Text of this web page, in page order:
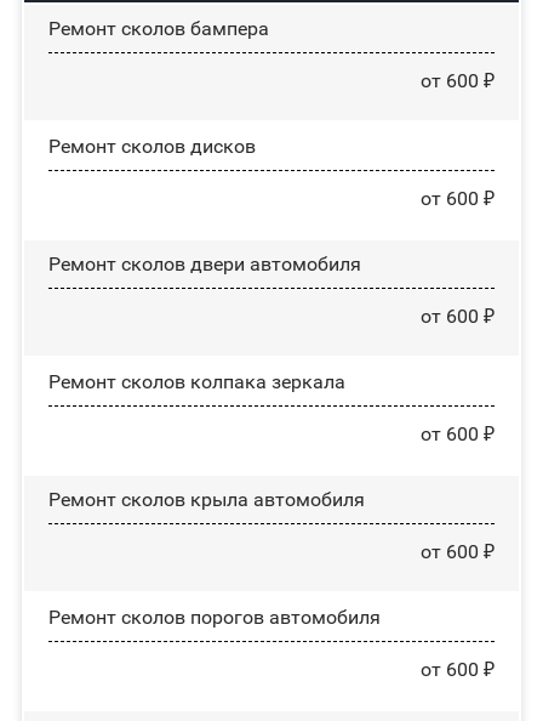
Ремонт сколов бампера
от 600 ₽
Ремонт сколов дисков
от 600 ₽
Ремонт сколов двери автомобиля
от 600 ₽
Ремонт сколов колпака зеркала
от 600 ₽
Ремонт сколов крыла автомобиля
от 600 ₽
Ремонт сколов порогов автомобиля
от 600 ₽